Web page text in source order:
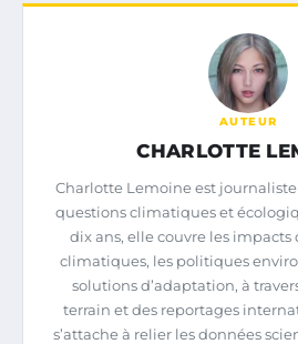
AUTEUR
CHARLOTTE
Charlotte Lemoine est
questions climatiques et
dix ans, elle couvre les
climatiques, les politiques
solutions d’adaptation, à
terrain et des reportages
s’attache à relier les données